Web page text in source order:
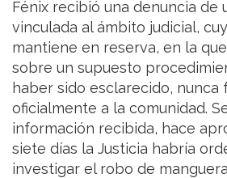
Fénix recibió una denuncia de
vinculada al ámbito judicial,
mantiene en reserva, en la
sobre un supuesto
haber sido esclarecido, nunca
oficialmente a la comunidad.
información recibida, hace
siete días la Justicia habría
investigar el robo de